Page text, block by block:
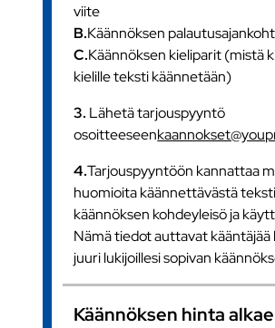
viite
B.Käännöksen
C.Käännöksen kieliparit (mistä
kielille teksti käännetään)
3. Lähetä tarjouspyyntö
osoitteeseen
4.Tarjouspyyntöön kannattaa
huomioita käännettävästä
käännöksen kohdeyleisö ja
Nämä tiedot auttavat kääntäjää
juuri lukijoillesi sopivan
Käännöksen hinta